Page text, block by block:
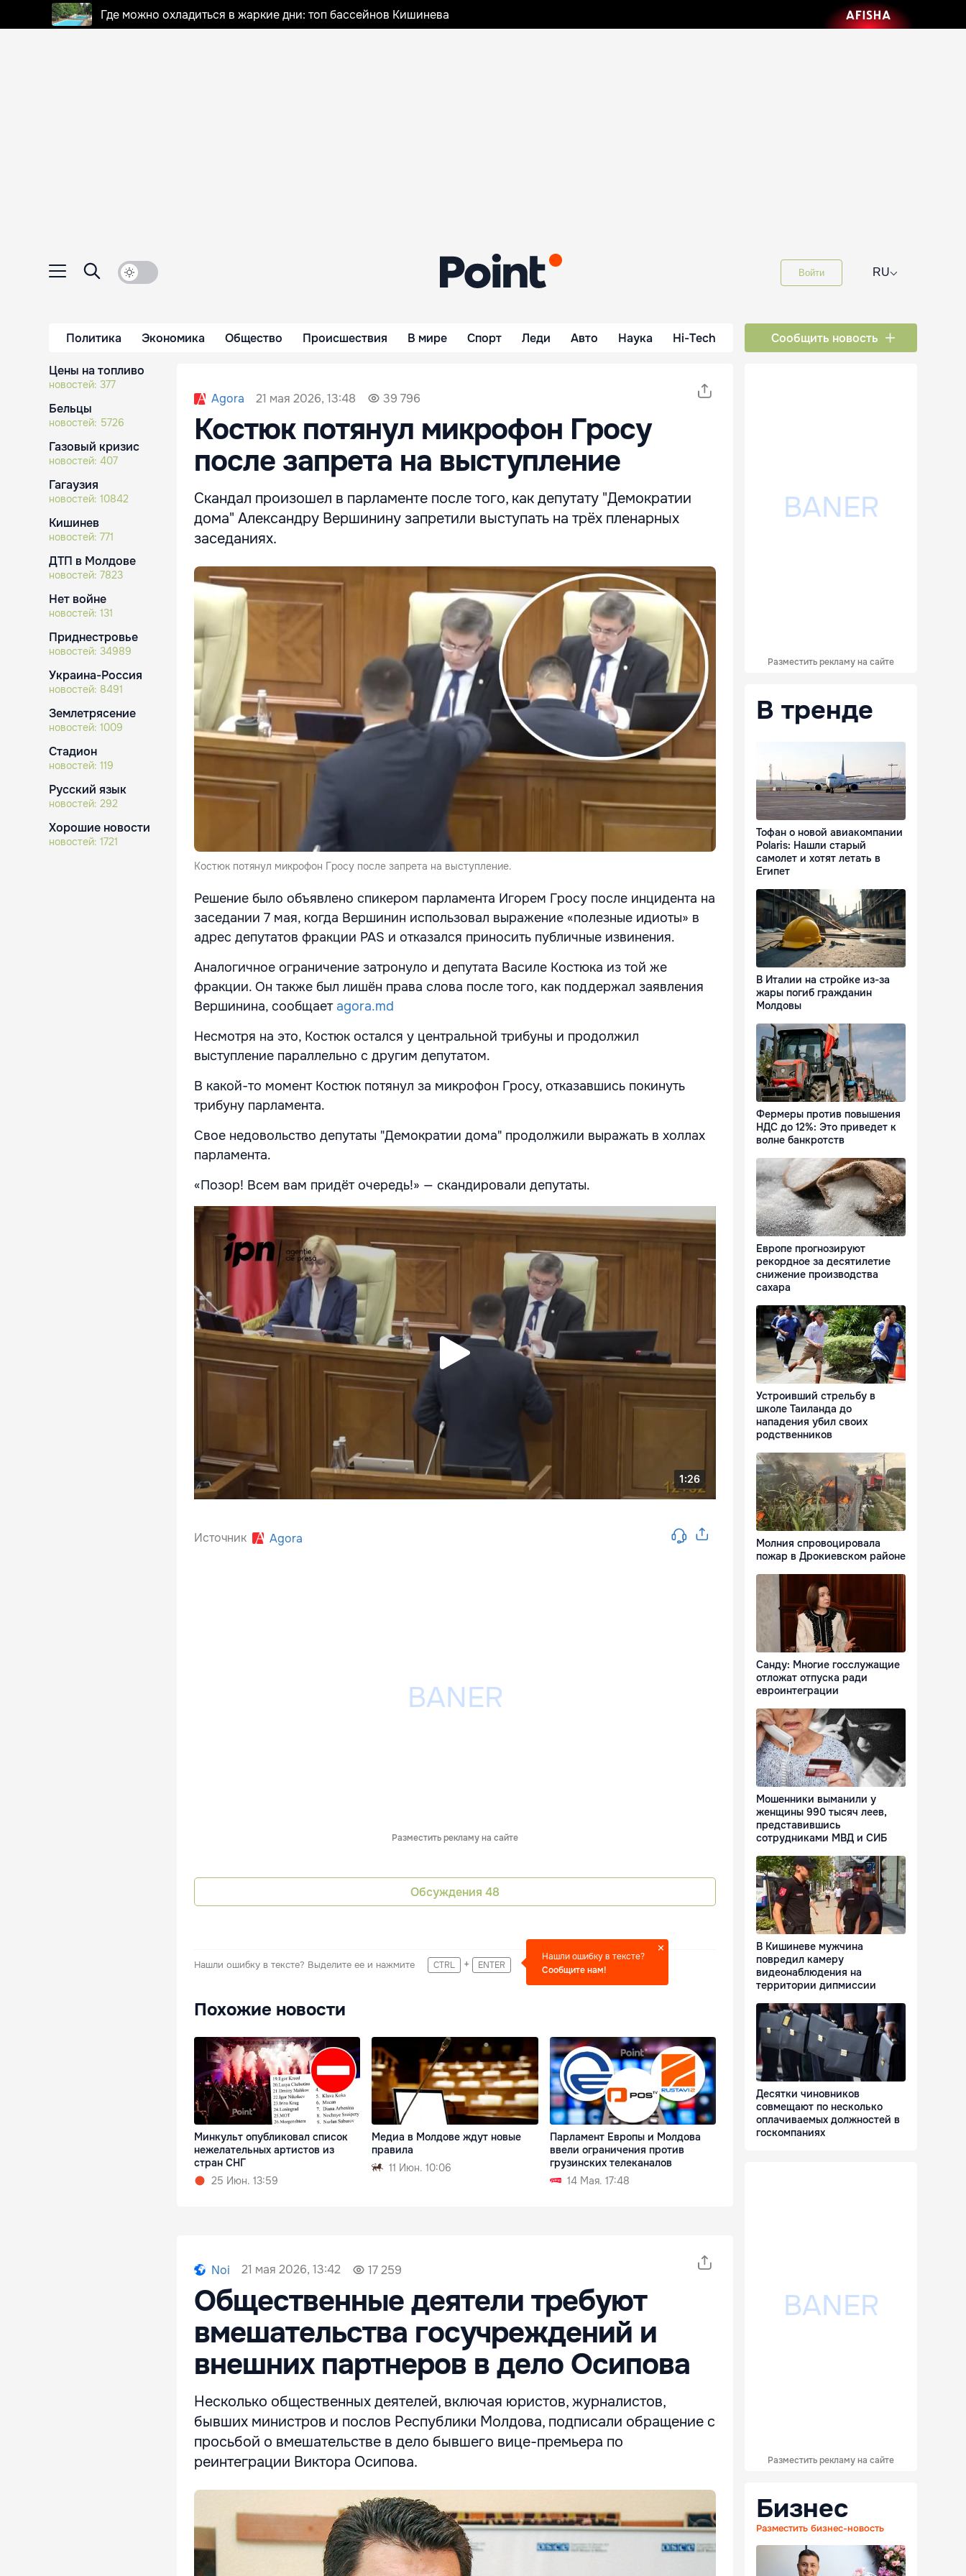
Где можно охладиться в жаркие дни: топ бассейнов Кишинева
Войти RU⌵
Политика Экономика Общество Происшествия В мире Спорт Леди Авто Наука Hi-Tech Сообщить новость
Цены на топливо
новостей: 377
Бельцы
новостей: 5726
Газовый кризис
новостей: 407
Гагаузия
новостей: 10842
Кишинев
новостей: 771
ДТП в Молдове
новостей: 7823
Нет войне
новостей: 131
Приднестровье
новостей: 34989
Украина-Россия
новостей: 8491
Землетрясение
новостей: 1009
Стадион
новостей: 119
Русский язык
новостей: 292
Хорошие новости
новостей: 1721
Agora 21 мая 2026, 13:48 39 796
Костюк потянул микрофон Гросу
после запрета на выступление
Скандал произошел в парламенте после того, как депутату "Демократии
дома" Александру Вершинину запретили выступать на трёх пленарных
заседаниях.
Костюк потянул микрофон Гросу после запрета на выступление.
Решение было объявлено спикером парламента Игорем Гросу после инцидента на
заседании 7 мая, когда Вершинин использовал выражение «полезные идиоты» в
адрес депутатов фракции PAS и отказался приносить публичные извинения.
Аналогичное ограничение затронуло и депутата Василе Костюка из той же
фракции. Он также был лишён права слова после того, как поддержал заявления
Вершинина, сообщаетagora.md
Несмотря на это, Костюк остался у центральной трибуны и продолжил
выступление параллельно с другим депутатом.
В какой-то момент Костюк потянул за микрофон Гросу, отказавшись покинуть
трибуну парламента.
Свое недовольство депутаты "Демократии дома" продолжили выражать в холлах
парламента.
«Позор! Всем вам придёт очередь!» — скандировали депутаты.
Источник Agora
Разместить рекламу на сайте
Обсуждения 48
Нашли ошибку в тексте? Выделите ее и нажмите CTRL + ENTER
Нашли ошибку в тексте?
Сообщите нам!
Похожие новости
Минкульт опубликовал список
нежелательных артистов из
стран СНГ
25 Июн. 13:59
Медиа в Молдове ждут новые
правила
11 Июн. 10:06
Парламент Европы и Молдова
ввели ограничения против
грузинских телеканалов
14 Мая. 17:48
Noi 21 мая 2026, 13:42 17 259
Общественные деятели требуют
вмешательства госучреждений и
внешних партнеров в дело Осипова
Несколько общественных деятелей, включая юристов, журналистов,
бывших министров и послов Республики Молдова, подписали обращение с
просьбой о вмешательстве в дело бывшего вице-премьера по
реинтеграции Виктора Осипова.
Разместить рекламу на сайте
В тренде
Тофан о новой авиакомпании
Polaris: Нашли старый
самолет и хотят летать в
Египет
В Италии на стройке из-за
жары погиб гражданин
Молдовы
Фермеры против повышения
НДС до 12%: Это приведет к
волне банкротств
Европе прогнозируют
рекордное за десятилетие
снижение производства
сахара
Устроивший стрельбу в
школе Таиланда до
нападения убил своих
родственников
Молния спровоцировала
пожар в Дрокиевском районе
Санду: Многие госслужащие
отложат отпуска ради
евроинтеграции
Мошенники выманили у
женщины 990 тысяч леев,
представившись
сотрудниками МВД и СИБ
В Кишиневе мужчина
повредил камеру
видеонаблюдения на
территории дипмиссии
Десятки чиновников
совмещают по несколько
оплачиваемых должностей в
госкомпаниях
Разместить рекламу на сайте
Бизнес
Разместить бизнес-новость